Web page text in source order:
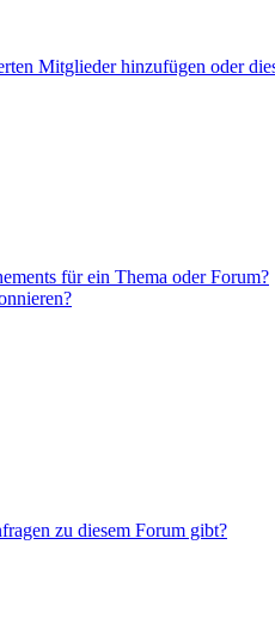
Mitglieder hinzufügen oder
für ein Thema oder Forum?
zu diesem Forum gibt?